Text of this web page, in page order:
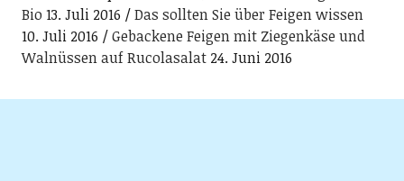
Bio 13. Juli 2016
Das sollten Sie über Feigen wissen
10. Juli 2016
Gebackene Feigen mit Ziegenkäse und
Walnüssen auf Rucolasalat 24. Juni 2016